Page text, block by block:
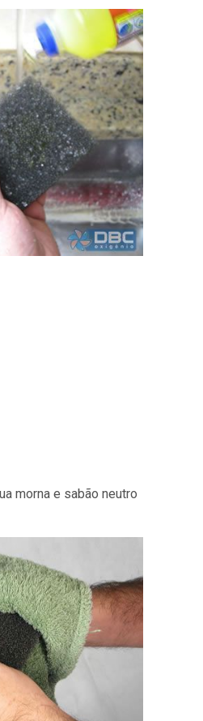
morna e sabão neutro